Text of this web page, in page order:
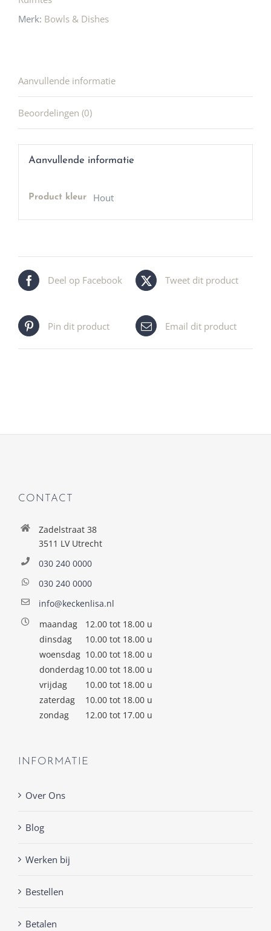
Merk: Bowls & Dishes
Aanvullende informatie
Beoordelingen (0)
Aanvullende informatie
Product kleur Hout
Deel op Facebook Tweet dit product
Pin dit product Email dit product
CONTACT
Zadelstraat 38
3511 LV Utrecht
030 240 0000
030 240 0000
info@keckenlisa.nl
maandag
12.00 tot 18.00 u
dinsdag
10.00 tot 18.00 u
woensdag 10.00 tot 18.00 u
donderdag10.00 tot 18.00 u
vrijdag
10.00 tot 18.00 u
zaterdag
10.00 tot 18.00 u
zondag
12.00 tot 17.00 u
INFORMATIE
Over Ons
Blog
Werken bij
Bestellen
Betalen